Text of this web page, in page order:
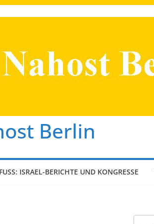
Berlin
ISRAEL-BERICHTE UND KONGRESSE